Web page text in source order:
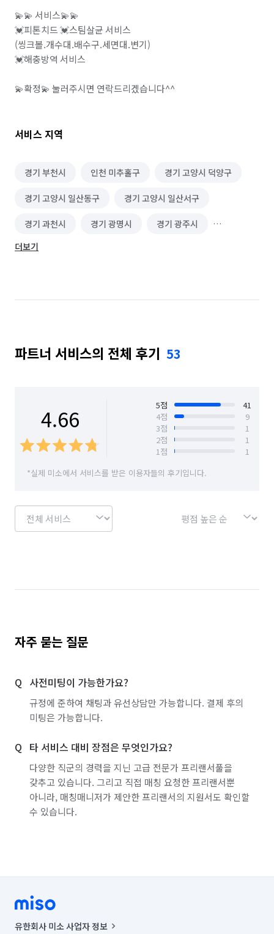
💫💫 서비스💫💫
💓피톤치드 💓스팀살균 서비스
(씽크볼.개수대.배수구.세면대.변기)
💓해충방역 서비스
💫확정💫 눌러주시면 연락드리겠습니다^^
서비스 지역
경기 부천시 인천 미추홀구 경기 고양시 덕양구
경기 고양시 일산동구 경기 고양시 일산서구
경기 과천시 경기 광명시 경기 광주시
경기 구리시
경기 성남시 수정구 경기 성남시 중원구
경기 수원시 장안구 경기 수원시 팔달구
경기 안양시 동안구
경기 안양시 만안구 경기 양주시
경기 용인시 기흥구 경기 용인시 수지구
경기 용인시 처인구 경기 의왕시 경기 의정부시
경기 하남시 경기 화성시
서울 강동구 서울 강북구
서울 서대문구
서울 영등포구 서울 용산구
서울 종로구 서울 중구 서울 중랑구
인천 남동구 인천 동구 인천 부평구
인천 서구 인천 연수구 인천 옹진군
인천 중구
더보기
파트너 서비스의 전체 후기 53
4.66 5점
41
4점
9
3점
1
2점
1
1점
1
*실제 미소에서 서비스를 받은 이용자들의 후기입니다.
자주 묻는 질문
사전미팅이 가능한가요?
규정에 준하여 채팅과 유선상담만 가능합니다. 결제 후의
미팅은 가능합니다.
타 서비스 대비 장점은 무엇인가요?
다양한 직군의 경력을 지닌 고급 전문가 프리랜서풀을
갖추고 있습니다. 그리고 직접 매칭 요청한 프리랜서뿐
아니라, 매칭매니저가 제안한 프리랜서의 지원서도 확인할
수 있습니다.
유한회사 미소 사업자 정보